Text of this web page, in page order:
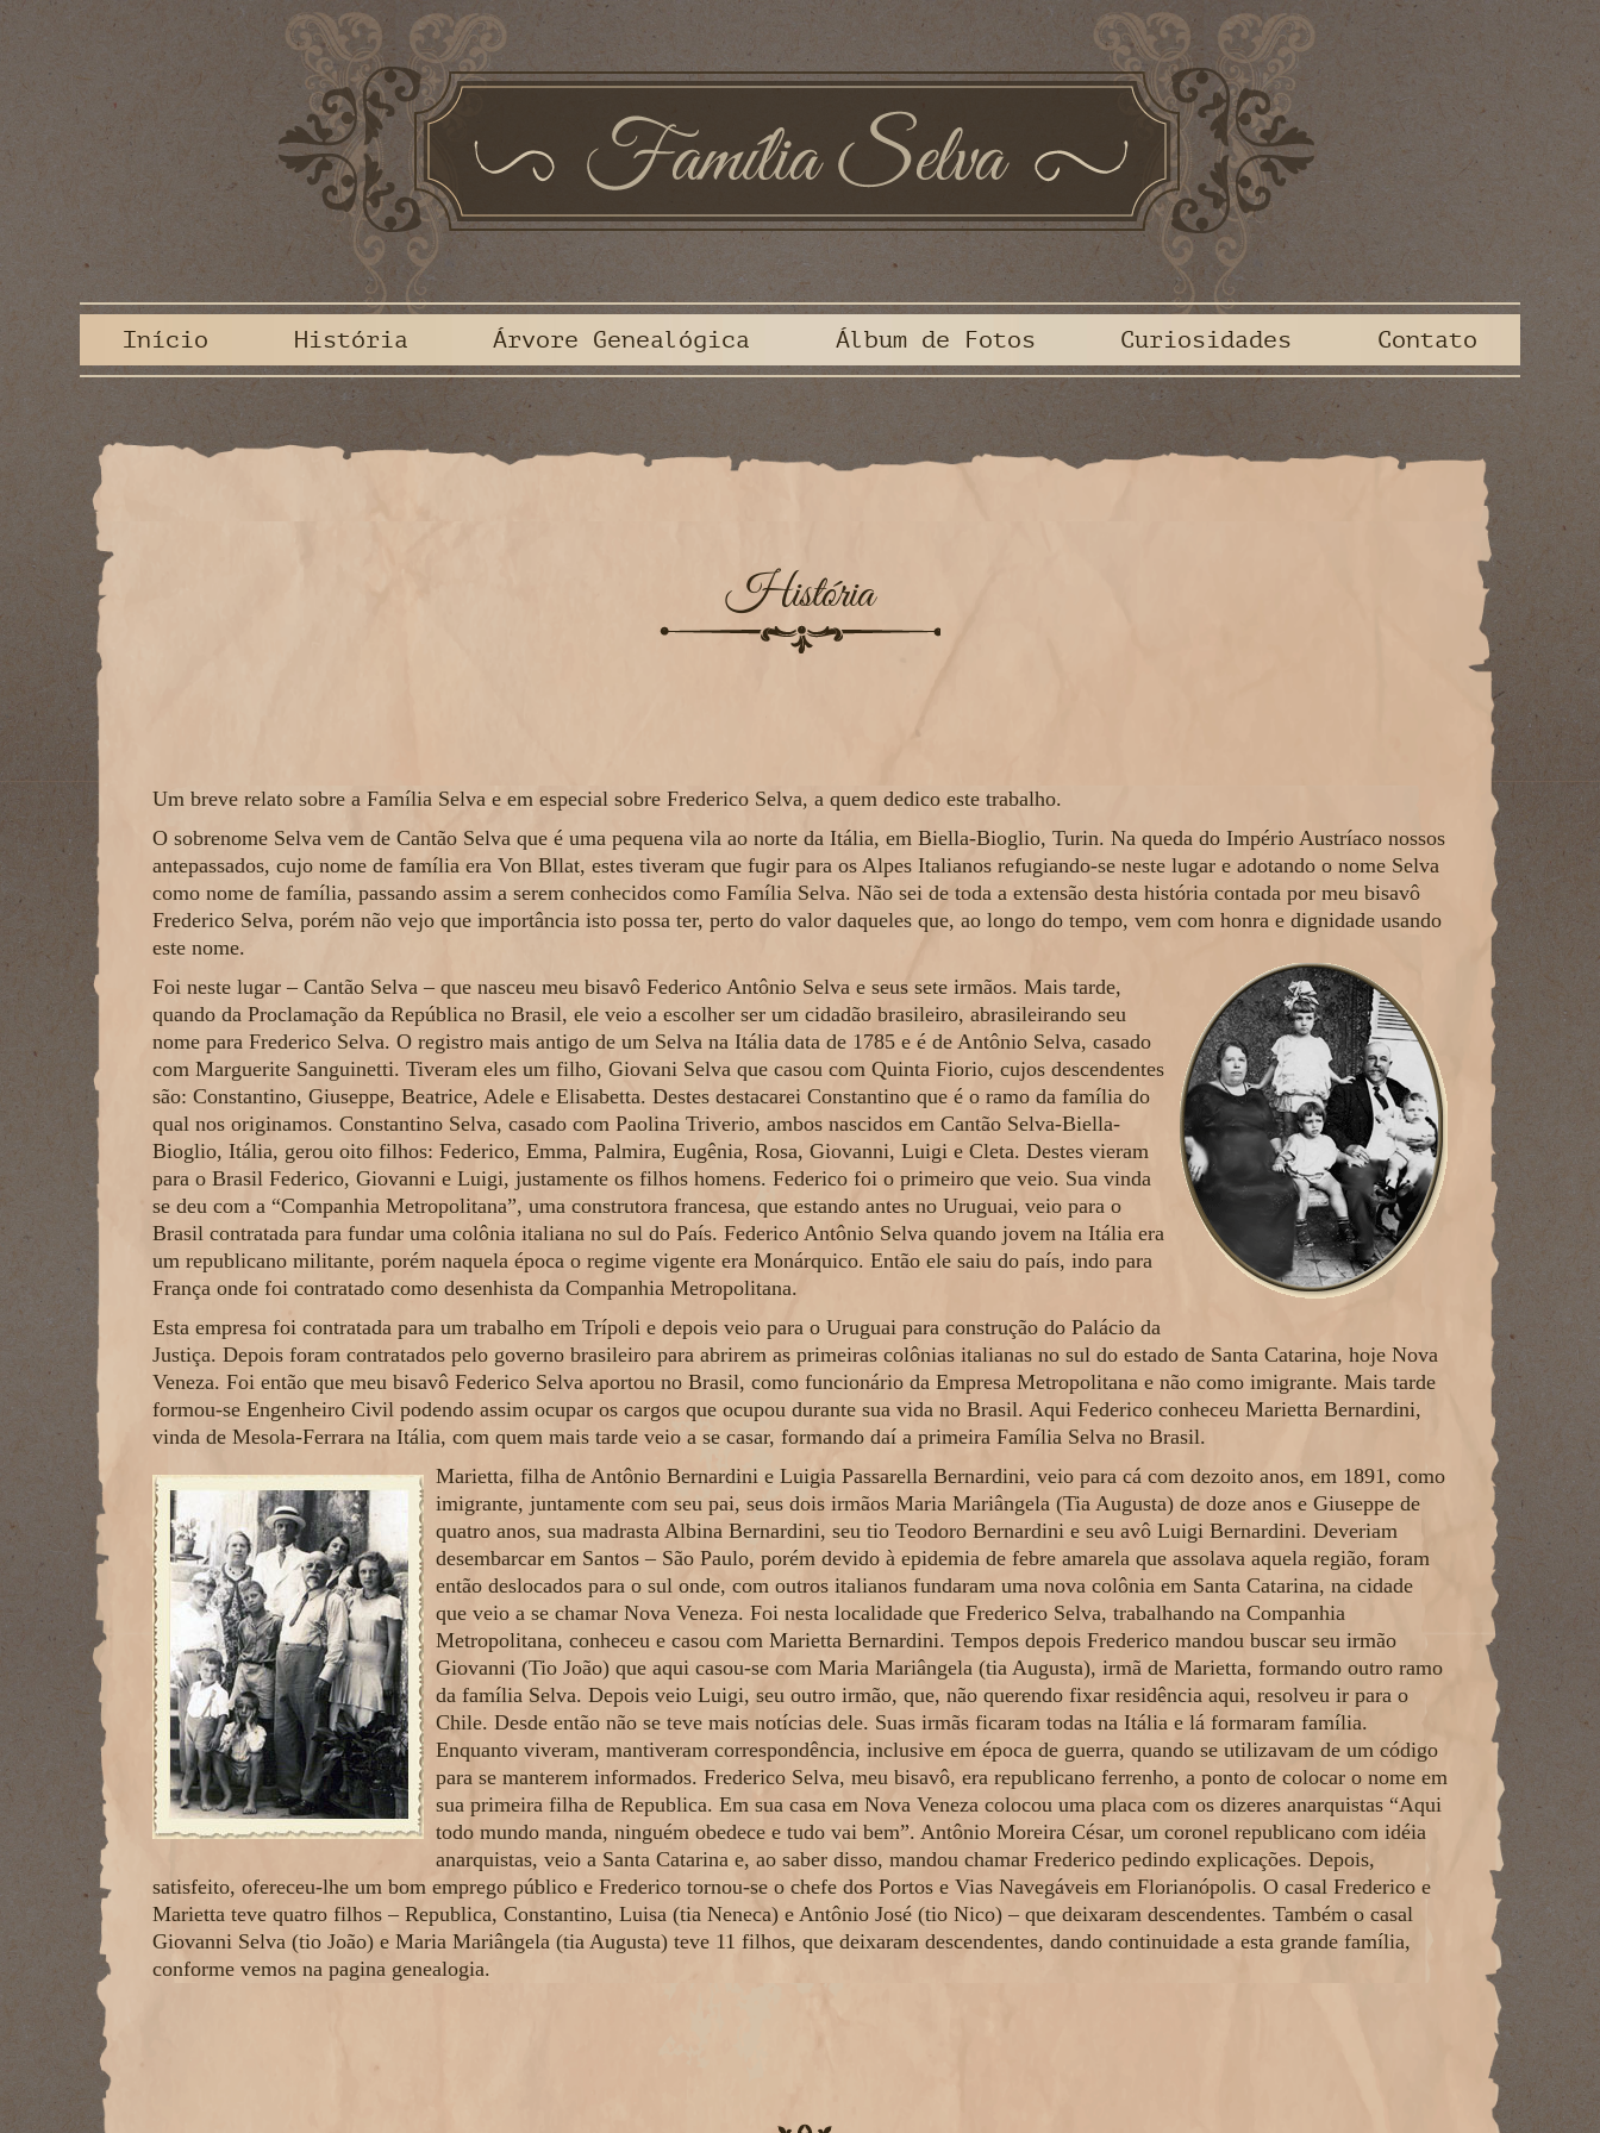
Início História Árvore Genealógica Álbum de Fotos Curiosidades Contato
História
Um breve relato sobre a Família Selva e em especial sobre Frederico Selva, a quem dedico este trabalho.
O sobrenome Selva vem de Cantão Selva que é uma pequena vila ao norte da Itália, em Biella-Bioglio, Turin. Na queda do Império Austríaco nossos
antepassados, cujo nome de família era Von Bllat, estes tiveram que fugir para os Alpes Italianos refugiando-se neste lugar e adotando o nome Selva
como nome de família, passando assim a serem conhecidos como Família Selva. Não sei de toda a extensão desta história contada por meu bisavô
Frederico Selva, porém não vejo que importância isto possa ter, perto do valor daqueles que, ao longo do tempo, vem com honra e dignidade usando
este nome.
Foi neste lugar – Cantão Selva – que nasceu meu bisavô Federico Antônio Selva e seus sete irmãos. Mais tarde,
quando da Proclamação da República no Brasil, ele veio a escolher ser um cidadão brasileiro, abrasileirando seu
nome para Frederico Selva. O registro mais antigo de um Selva na Itália data de 1785 e é de Antônio Selva, casado
com Marguerite Sanguinetti. Tiveram eles um filho, Giovani Selva que casou com Quinta Fiorio, cujos descendentes
são: Constantino, Giuseppe, Beatrice, Adele e Elisabetta. Destes destacarei Constantino que é o ramo da família do
qual nos originamos. Constantino Selva, casado com Paolina Triverio, ambos nascidos em Cantão Selva-Biella-
Bioglio, Itália, gerou oito filhos: Federico, Emma, Palmira, Eugênia, Rosa, Giovanni, Luigi e Cleta. Destes vieram
para o Brasil Federico, Giovanni e Luigi, justamente os filhos homens. Federico foi o primeiro que veio. Sua vinda
se deu com a “Companhia Metropolitana”, uma construtora francesa, que estando antes no Uruguai, veio para o
Brasil contratada para fundar uma colônia italiana no sul do País. Federico Antônio Selva quando jovem na Itália era
um republicano militante, porém naquela época o regime vigente era Monárquico. Então ele saiu do país, indo para
França onde foi contratado como desenhista da Companhia Metropolitana.
Esta empresa foi contratada para um trabalho em Trípoli e depois veio para o Uruguai para construção do Palácio da
Justiça. Depois foram contratados pelo governo brasileiro para abrirem as primeiras colônias italianas no sul do estado de Santa Catarina, hoje Nova
Veneza. Foi então que meu bisavô Federico Selva aportou no Brasil, como funcionário da Empresa Metropolitana e não como imigrante. Mais tarde
formou-se Engenheiro Civil podendo assim ocupar os cargos que ocupou durante sua vida no Brasil. Aqui Federico conheceu Marietta Bernardini,
vinda de Mesola-Ferrara na Itália, com quem mais tarde veio a se casar, formando daí a primeira Família Selva no Brasil.
Marietta, filha de Antônio Bernardini e Luigia Passarella Bernardini, veio para cá com dezoito anos, em 1891, como
imigrante, juntamente com seu pai, seus dois irmãos Maria Mariângela (Tia Augusta) de doze anos e Giuseppe de
quatro anos, sua madrasta Albina Bernardini, seu tio Teodoro Bernardini e seu avô Luigi Bernardini. Deveriam
desembarcar em Santos – São Paulo, porém devido à epidemia de febre amarela que assolava aquela região, foram
então deslocados para o sul onde, com outros italianos fundaram uma nova colônia em Santa Catarina, na cidade
que veio a se chamar Nova Veneza. Foi nesta localidade que Frederico Selva, trabalhando na Companhia
Metropolitana, conheceu e casou com Marietta Bernardini. Tempos depois Frederico mandou buscar seu irmão
Giovanni (Tio João) que aqui casou-se com Maria Mariângela (tia Augusta), irmã de Marietta, formando outro ramo
da família Selva. Depois veio Luigi, seu outro irmão, que, não querendo fixar residência aqui, resolveu ir para o
Chile. Desde então não se teve mais notícias dele. Suas irmãs ficaram todas na Itália e lá formaram família.
Enquanto viveram, mantiveram correspondência, inclusive em época de guerra, quando se utilizavam de um código
para se manterem informados. Frederico Selva, meu bisavô, era republicano ferrenho, a ponto de colocar o nome em
sua primeira filha de Republica. Em sua casa em Nova Veneza colocou uma placa com os dizeres anarquistas “Aqui
todo mundo manda, ninguém obedece e tudo vai bem”. Antônio Moreira César, um coronel republicano com idéia
anarquistas, veio a Santa Catarina e, ao saber disso, mandou chamar Frederico pedindo explicações. Depois,
satisfeito, ofereceu-lhe um bom emprego público e Frederico tornou-se o chefe dos Portos e Vias Navegáveis em Florianópolis. O casal Frederico e
Marietta teve quatro filhos – Republica, Constantino, Luisa (tia Neneca) e Antônio José (tio Nico)­ – que deixaram descendentes. Também o casal
Giovanni Selva (tio João) e Maria Mariângela (tia Augusta) teve 11 filhos, que deixaram descendentes, dando continuidade a esta grande família,
conforme vemos na pagina genealogia.